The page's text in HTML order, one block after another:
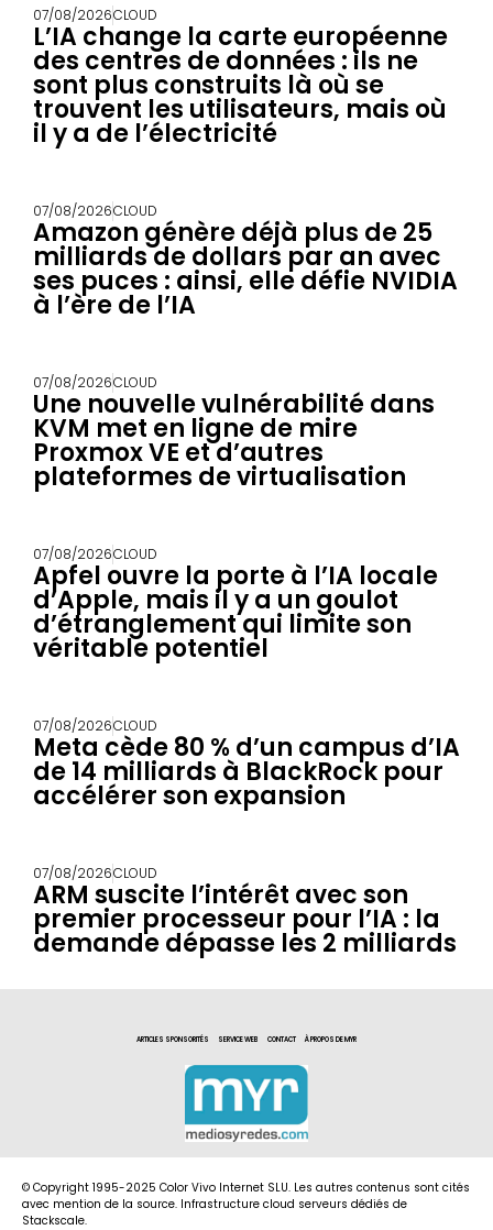
07/08/2026CLOUD
L’IA change la carte européenne
des centres de données : ils ne
sont plus construits là où se
trouvent les utilisateurs, mais où
il y a de l’électricité
07/08/2026CLOUD
Amazon génère déjà plus de 25
milliards de dollars par an avec
ses puces : ainsi, elle défie NVIDIA
à l’ère de l’IA
07/08/2026CLOUD
Une nouvelle vulnérabilité dans
KVM met en ligne de mire
Proxmox VE et d’autres
plateformes de virtualisation
07/08/2026CLOUD
Apfel ouvre la porte à l’IA locale
d’Apple, mais il y a un goulot
d’étranglement qui limite son
véritable potentiel
07/08/2026CLOUD
Meta cède 80 % d’un campus d’IA
de 14 milliards à BlackRock pour
accélérer son expansion
07/08/2026CLOUD
ARM suscite l’intérêt avec son
premier processeur pour l’IA : la
demande dépasse les 2 milliards
ARTICLES SPONSORITÉS SERVICE WEB CONTACT À PROPOS DE MYR
© Copyright 1995-2025 Color Vivo Internet SLU. Les autres contenus sont cités
avec mention de la source. Infrastructure cloud serveurs dédiés de
Stackscale.